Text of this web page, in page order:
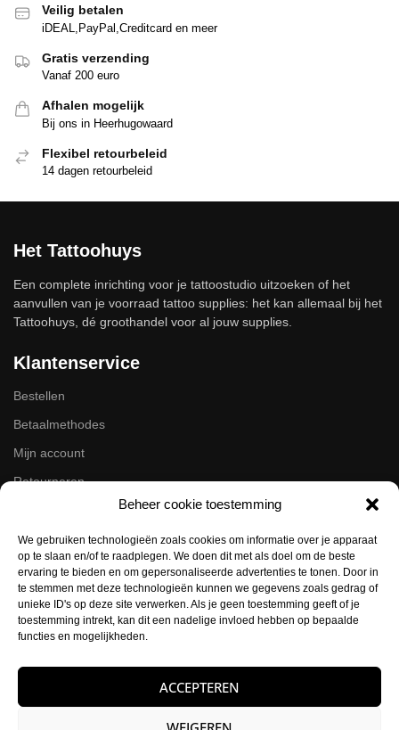
Beheer cookie toestemming
We gebruiken technologieën zoals cookies om informatie over je apparaat
op te slaan en/of te raadplegen. We doen dit met als doel om de beste
ervaring te bieden en om gepersonaliseerde advertenties te tonen. Door in
te stemmen met deze technologieën kunnen we gegevens zoals gedrag of
unieke ID's op deze site verwerken. Als je geen toestemming geeft of je
toestemming intrekt, kan dit een nadelige invloed hebben op bepaalde
functies en mogelijkheden.
ACCEPTEREN
Veilig betalen
iDEAL,PayPal,Creditcard en meer
Gratis verzending
Vanaf 200 euro
Afhalen mogelijk
Bij ons in Heerhugowaard
Flexibel retourbeleid
14 dagen retourbeleid
Het Tattoohuys
Een complete inrichting voor je tattoostudio uitzoeken of het
aanvullen van je voorraad tattoo supplies: het kan allemaal bij het
Tattoohuys, dé groothandel voor al jouw supplies.
Klantenservice
Bestellen
Betaalmethodes
Mijn account
Retourneren
Volg ons op de socials
Instagram
Facebook
Contactgegevens